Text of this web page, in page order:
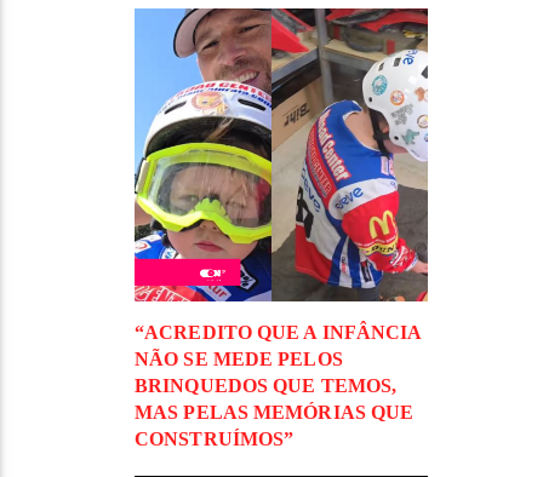
“ACREDITO QUE A INFÂNCIA
NÃO SE MEDE PELOS
BRINQUEDOS QUE TEMOS,
MAS PELAS MEMÓRIAS QUE
CONSTRUÍMOS”